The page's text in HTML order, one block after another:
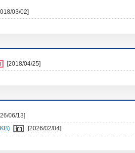
03/02]
[2018/04/25]
06/13]
[2026/02/04]